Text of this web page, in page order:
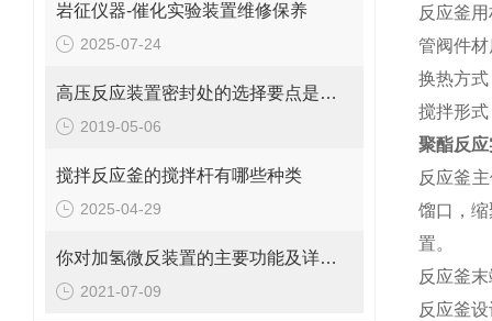
岩征仪器-催化实验装置维修保养
2025-07-24
高压反应装置密封处的选择要点是什么？
2019-05-06
搅拌反应釜的搅拌杆有哪些种类
2025-04-29
你对加氢微反装置的主要功能及详细组件了解多少？
2021-07-09
反应釜
管阀件
换热方
搅拌形
聚酯反
反应釜
馏口，
置。
反应釜
反应釜